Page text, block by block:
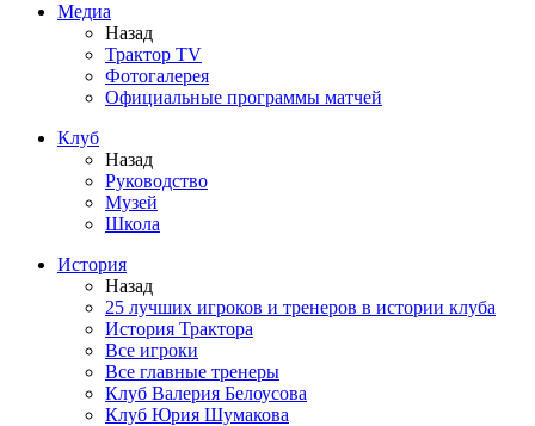
Медиа
Назад
Трактор TV
Фотогалерея
Официальные программы матчей
Клуб
Назад
Руководство
Музей
Школа
История
Назад
25 лучших игроков и тренеров в истории клуба
История Трактора
Все игроки
Все главные тренеры
Клуб Валерия Белоусова
Клуб Юрия Шумакова